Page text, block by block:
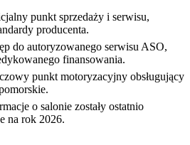
punkt sprzedaży i serwisu,
producenta.
do autoryzowanego serwisu ASO,
finansowania.
punkt motoryzacyjny obsługujący
o salonie zostały ostatnio
na rok 2026.